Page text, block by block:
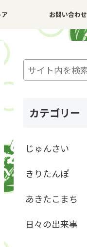
ア お問い合わせ
カテゴリー
じゅんさい
きりたんぽ
あきたこまち
日々の出来事